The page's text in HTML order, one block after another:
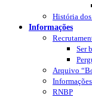
História
Informações
Ser
Arquivo
RNBP